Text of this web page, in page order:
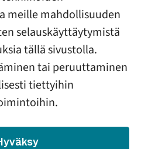
meille mahdollisuuden
selauskäyttäytymistä
tällä sivustolla.
tai peruuttaminen
tiettyihin
tutkija, E2 tutkimus
kulttuurin lapset ja
kouluttaja, Familia ry
haasteet sekä tuen
vauvaiässä –
ja